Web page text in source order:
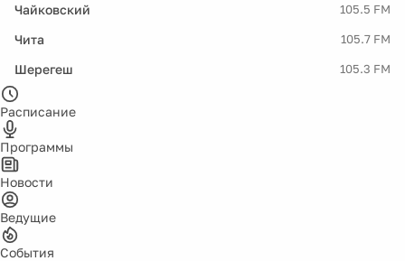
Чайковский 105.5 FM
Чита 105.7 FM
Шерегеш 105.3 FM
Расписание
Программы
Новости
Ведущие
События